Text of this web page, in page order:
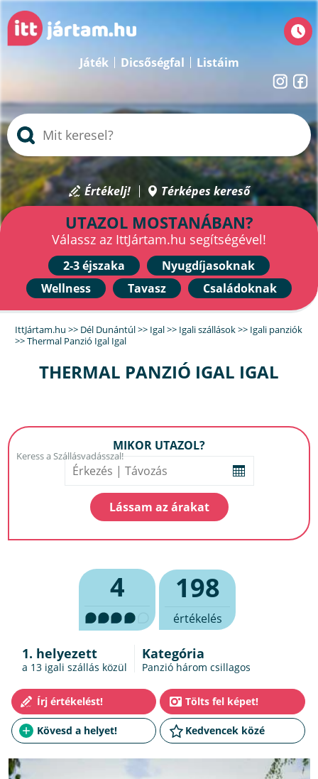
Játék Dicsőségfal Listáim
Értékelj! Térképes kereső
UTAZOL MOSTANÁBAN?
Válassz az IttJártam.hu segítségével!
2-3 éjszaka
Nyugdíjasoknak
Wellness
Tavasz Családoknak
IttJártam.hu >> Dél Dunántúl>> Igal>> Igali szállások>> Igali panziók
>>Thermal Panzió Igal Igal
THERMAL PANZIÓ IGAL IGAL
MIKOR UTAZOL?
4 198
értékelés
1. helyezett
a 13 igali szállás közül
Kategória
Panzió három csillagos